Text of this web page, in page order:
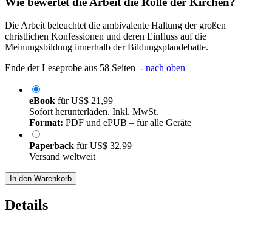
Die Arbeit beleuchtet die ambivalente Haltung der großen
christlichen Konfessionen und deren Einfluss auf die
Meinungsbildung innerhalb der Bildungsplandebatte.
Ende der Leseprobe aus 58 Seiten - nach oben
eBook fürUS$ 21,99
Sofort herunterladen. Inkl. MwSt.
Format: PDF und ePUB – für alle Geräte
Paperback fürUS$ 32,99
Versand weltweit
In den Warenkorb
Details